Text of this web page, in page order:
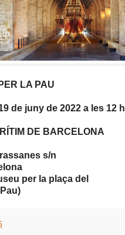
LA PAU
de juny de 2022 a les 12 h
DE BARCELONA
s/n
per la plaça del